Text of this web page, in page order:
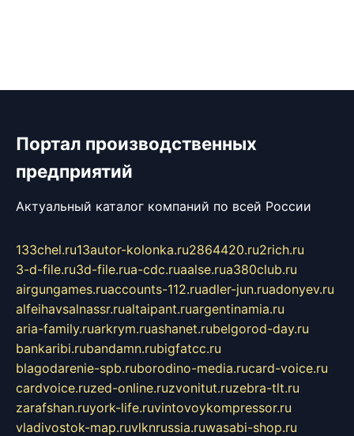
Портал производственных
предприятий
Актуальный каталог компаний по всей России
133chel.ru13autor-kolonka.ru2864420.ru2rich.ru
3-d-file.ru3d-file.rua-cdc.ruaalse.rua380club.ru
airgungames.ruaccounts-112.ruadler-jun.ruadonyev.ru
alfeihavsalnassr.rualtaipant.ruargentinamia.ru
aria-family.ruarkrym.ruashanet.rubelgorod-day.ru
bankaribi.rubandamn.rubigfatcc.ru
blagodarenie-spb.ruborodino-media.rucard-voice.ru
cardvoice.ruzed-online.ruzvonitut.ruzebra-tlt.ru
zarafshan.ruyork-life.ruvintovoykompressor.ru
vladivostok-map.ruvlknrussia.ruwasabi-shop.ru